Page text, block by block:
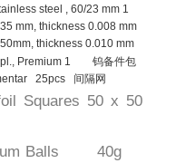
steel , 60/23 mm 1
mm, thickness 0.008 mm
thickness 0.010 mm
Premium 1 钨备件包
25pcs 间隔网
Squares 50 x 50
Balls 40g